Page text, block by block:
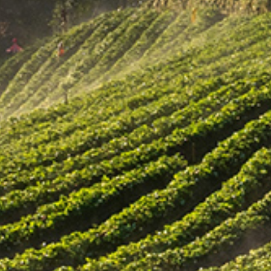
산물 안전한